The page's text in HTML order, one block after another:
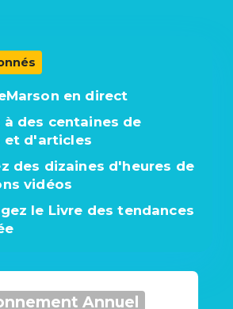
en direct
à des centaines de
et d'articles
des dizaines d'heures de
vidéos
le Livre des tendances
Annuel